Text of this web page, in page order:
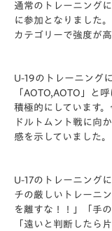
通常のトレーニング
に参加となりました
カテゴリーで強度が
U-19のトレーニング
「AOTO,AOTO」と
積極的にしています
ドルトムント戦に向
感を示していました。
U-17のトレーニング
チの厳しいトレーニ
を離すな！！」「手
「遠いと判断したら